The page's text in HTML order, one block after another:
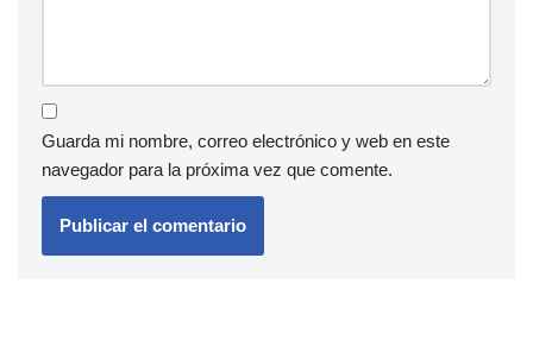
Guarda mi nombre, correo electrónico y web en este
navegador para la próxima vez que comente.